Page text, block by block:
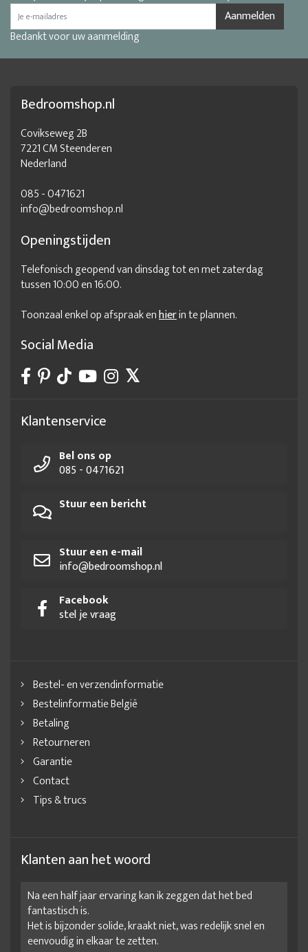
Aanmelden
Bedankt voor uw aanmelding
Bedroomshop.nl
Covikseweg 2B
7221 CM Steenderen
Nederland
085 - 0471621
info@bedroomshop.nl
Openingstijden
Telefonisch geopend van dinsdag tot en met zaterdag
tussen 10:00 en 16:00.
Toonzaal enkel op afspraak enhierin te plannen.
Social Media
Klantenservice
Bel ons op
085 - 0471621
Stuur een bericht
Stuur een e-mail
info@bedroomshop.nl
Facebook
stel je vraag
Bestel- en verzendinformatie
Bestelinformatie België
Betaling
Retourneren
Garantie
Contact
Tips & trucs
Klanten aan het woord
Na een half jaar ervaring kan ik zeggen dat het bed
fantastisch is.
Het is bijzonder solide, kraakt niet, was redelijk snel en
eenvoudig in elkaar te zetten.